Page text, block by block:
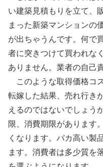
い建築見積もりを立て、
まった新築マンションの
が出ちゃうんです。何で
者に突きつけて買われな
ありません。業者の自己
このような取得価格コ
転嫁した結果、売れ行き
えるのではないでしょう
限、消費期限があります
くなります。バカ高い製
ます。消費者は多少質を